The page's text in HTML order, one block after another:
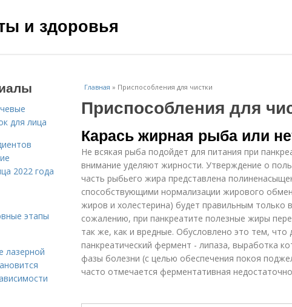
и здоровья
Главная » Приспособления для чистки
Приспособления для
Карась жирная рыба или
Не всякая рыба подойдет для питания при
внимание уделяют жирности. Утверждение о
часть рыбьего жира представлена
способствующими нормализации жирового
жиров и холестерина) будет правильным
сожалению, при панкреатите полезные жиры
так же, как и вредные. Обусловлено это тем,
панкреатический фермент - липаза, выработка
фазы болезни (с целью обеспечения покоя
часто отмечается ферментативная
для лица
2022 года
этапы
лазерной